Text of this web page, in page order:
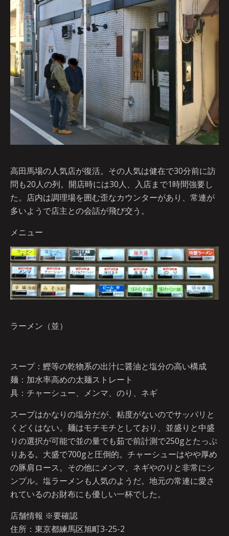
高田馬場の人気店が復活。その人気は健在で30分前に訪
問も20人の列。開店時には30人、入店まで1時間強要し
た。店内は調理場を囲む歪なカウンターがあり、常連が
多いようで店主との会話が飛び交う。
メニュー
ラーメン（並）
スープ：鰹等の乾物系の出汁に醤油と塩分の高い構成
麺：加水率高めの太麺ストレート
具：チャーシュー、メンマ、のり、ネギ
スープはかなりの塩分だが、粘度がないのでサッパリと
くどくはない。麺はモチモチとしており、並盛りと中盛
りの選択が可能で並の量でも茹で前計測で250gとたっぷ
りある。大盛で700gと圧倒的。チャーシューはやや厚め
の豚肩ロース。その他にメンマ、ネギやのりと非常にシ
ンプル。塩ラーメンも人気のようだ。地元の常連に愛さ
れているのお財布にも優しい一杯でした。
店舗情報 ※要確認
住所：東京都練馬区旭町3-25-2